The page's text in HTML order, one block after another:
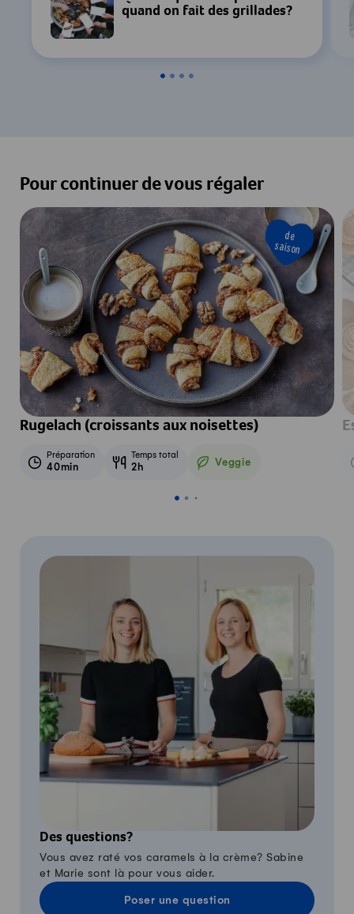
quand on fait des grillades?
Pour continuer de vous régaler
de
saison
Rugelach (croissants aux noisettes)
Préparation
40min
Temps total
2h Veggie
Veggie
Des questions?
Vous avez raté vos caramels à la crème? Sabine
et Marie sont là pour vous aider.
Poser une question